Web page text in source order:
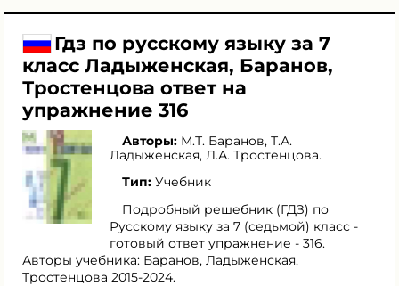
Гдз по русскому языку за 7
класс Ладыженская, Баранов,
Тростенцова ответ на
упражнение 316
Авторы: М.Т. Баранов, Т.А.
Ладыженская, Л.А. Тростенцова.
Тип: Учебник
Подробный решебник (ГДЗ) по
Русскому языку за 7 (седьмой) класс -
готовый ответ упражнение - 316.
Авторы учебника: Баранов, Ладыженская,
Тростенцова 2015-2024.